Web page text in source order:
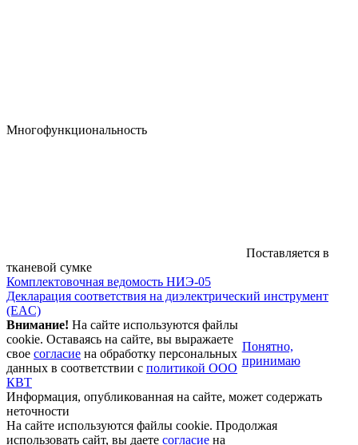
Многофункциональность
Поставляется в
тканевой сумке
Комплектовочная ведомость НИЭ-05
Декларация соответствия на диэлектрический инструмент
(EAC)
Внимание! На сайте используются файлы
cookie. Оставаясь на сайте, вы выражаете
свое согласие на обработку персональных
данных в соответствии с политикой ООО
КВТ
Понятно,
принимаю
Информация, опубликованная на сайте, может содержать
неточности
На сайте используются файлы cookie. Продолжая
использовать сайт, вы даете согласие на